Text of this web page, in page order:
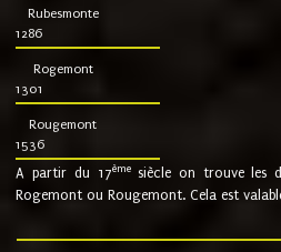
Rubesmonte
1286
Rogemont
1301
Rougemont
1536
A partir du 17ème siècle on trouve les
Rogemont ou Rougemont. Cela est